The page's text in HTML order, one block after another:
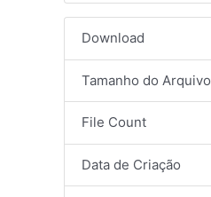
Download
Tamanho do Arquivo
File Count
Data de Criação